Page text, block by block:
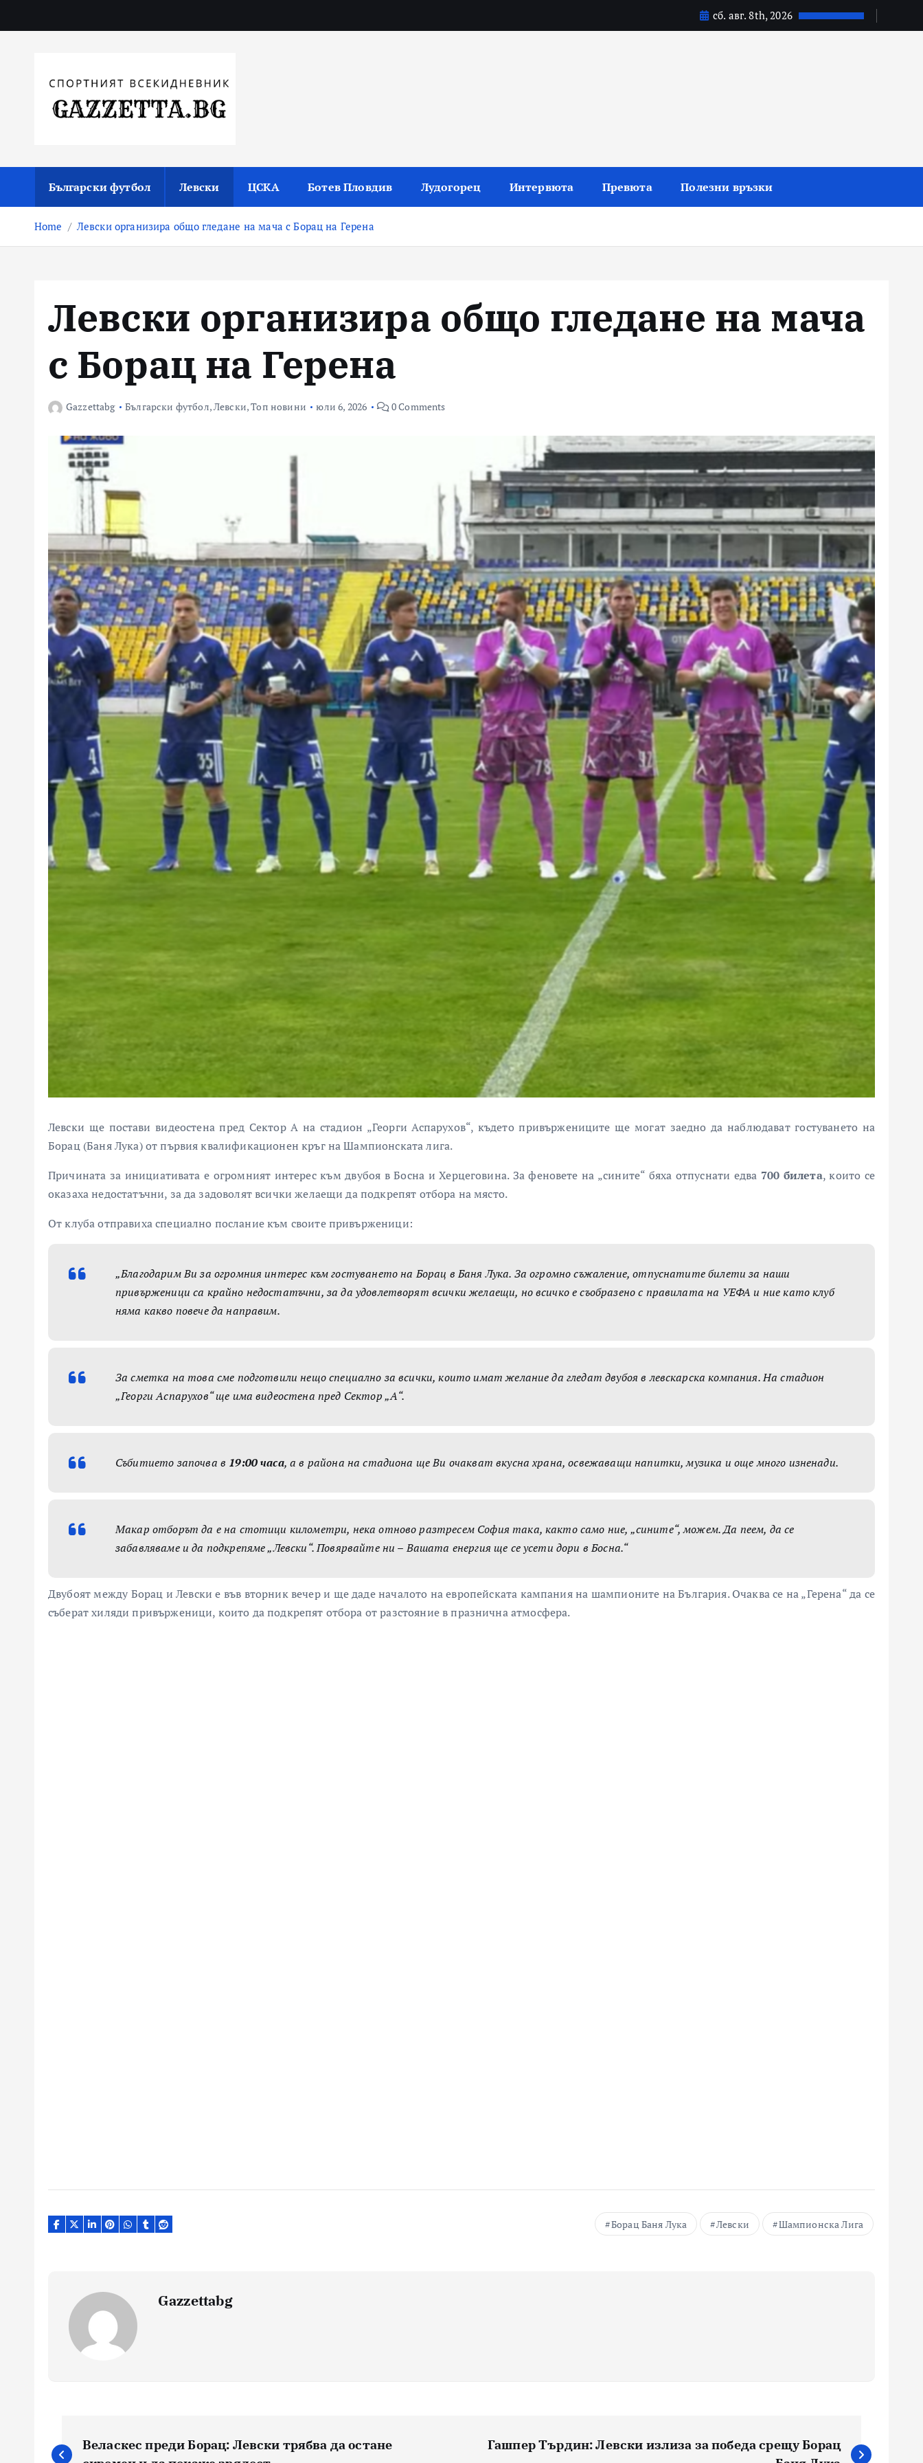
сб. авг. 8th, 2026
Български футбол
Левски ЦСКА Ботев Пловдив Лудогорец Интервюта Превюта Полезни връзки
Home Левски организира общо гледане на мача с Борац на Герена
Левски организира общо гледане на мача
с Борац на Герена
Gazzettabg Български футбол,Левски,Топ новини юли 6, 2026 0 Comments
Левски ще постави видеостена пред Сектор А на стадион „Георги Аспарухов“, където привържениците ще могат заедно да наблюдават гостуването на
Борац (Баня Лука) от първия квалификационен кръг на Шампионската лига.
Причината за инициативата е огромният интерес към двубоя в Босна и Херцеговина. За феновете на „сините“ бяха отпуснати едва 700 билета, които се
оказаха недостатъчни, за да задоволят всички желаещи да подкрепят отбора на място.
От клуба отправиха специално послание към своите привърженици:
„Благодарим Ви за огромния интерес към гостуването на Борац в Баня Лука. За огромно съжаление, отпуснатите билети за наши
привърженици са крайно недостатъчни, за да удовлетворят всички желаещи, но всичко е съобразено с правилата на УЕФА и ние като клуб
няма какво повече да направим.
За сметка на това сме подготвили нещо специално за всички, които имат желание да гледат двубоя в левскарска компания. На стадион
„Георги Аспарухов“ ще има видеостена пред Сектор „А“.
Събитието започва в 19:00 часа, а в района на стадиона ще Ви очакват вкусна храна, освежаващи напитки, музика и още много изненади.
Макар отборът да е на стотици километри, нека отново разтресем София така, както само ние, „сините“, можем. Да пеем, да се
забавляваме и да подкрепяме „Левски“. Повярвайте ни – Вашата енергия ще се усети дори в Босна.“
Двубоят между Борац и Левски е във вторник вечер и ще даде началото на европейската кампания на шампионите на България. Очаква се на „Герена“ да се
съберат хиляди привърженици, които да подкрепят отбора от разстояние в празнична атмосфера.
Борац Баня Лука Левски Шампионска Лига
Gazzettabg
Навигация
Веласкес преди Борац: Левски трябва да остане
Гашпер Търдин: Левски излиза за победа срещу Борац